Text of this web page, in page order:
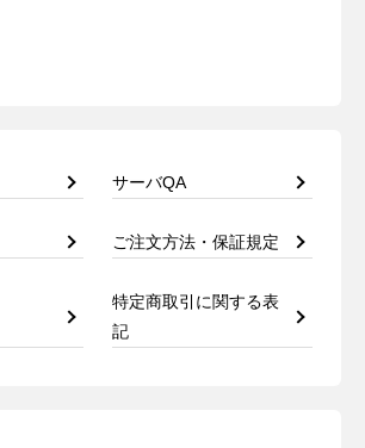
サーバQA
ご注文方法・保証規定
特定商取引に関する表
記